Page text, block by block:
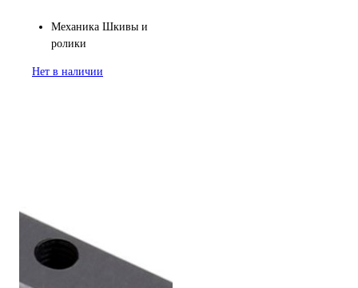
Механика Шкивы и
ролики
Нет в наличии